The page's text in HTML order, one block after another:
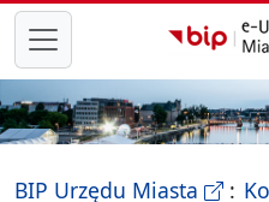
przejdź do głównego
BIP Urzędu Miasta -